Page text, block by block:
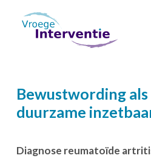
Bewustwording
duurzame
Diagnose reumatoïde